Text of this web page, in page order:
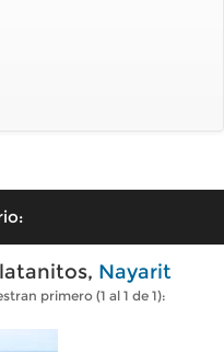
Nayarit
primero (1 al 1 de 1):